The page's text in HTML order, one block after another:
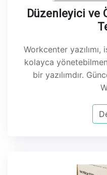
Düzenleyici ve
Workcenter
kolayca
bir yazılımdır.